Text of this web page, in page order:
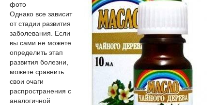
фото
Однако все зависит
от стадии развития
заболевания. Если
вы сами не можете
определить этап
развития болезни,
можете сравнить
свои очаги
распространения с
аналогичной